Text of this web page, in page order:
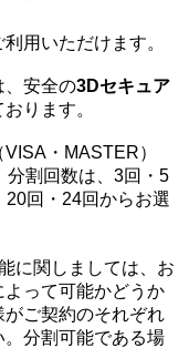
用いただけます。
、安全の3Dセキュア
ります。
・MASTER）
分割回数は、3回・5
回・24回からお選
に関しましては、お
って可能かどうか
ご契約のそれぞれ
分割可能である場